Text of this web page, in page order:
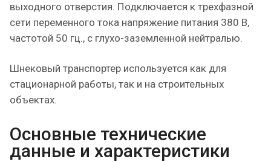
выходного отверстия. Подключается к трехфазной
сети переменного тока напряжение питания 380 В,
частотой 50 гц., с глухо-заземленной нейтралью.
Шнековый транспортер используется как для
стационарной работы, так и на строительных
объектах.
Основные технические
данные и характеристики